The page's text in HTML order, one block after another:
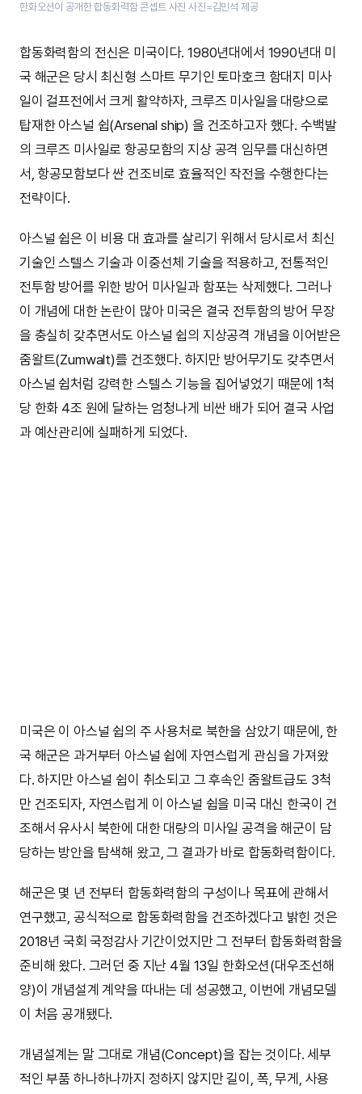
한화오션이 공개한 합동화력함 콘셉트 사진 사진=김민석 제공
합동화력함의 전신은 미국이다. 1980년대에서 1990년대 미
국 해군은 당시 최신형 스마트 무기인 토마호크 함대지 미사
일이 걸프전에서 크게 활약하자, 크루즈 미사일을 대량으로
탑재한 아스널 쉽(Arsenal ship) 을 건조하고자 했다. 수백발
의 크루즈 미사일로 항공모함의 지상 공격 임무를 대신하면
서, 항공모함보다 싼 건조비로 효율적인 작전을 수행한다는
전략이다.
아스널 쉽은 이 비용 대 효과를 살리기 위해서 당시로서 최신
기술인 스텔스 기술과 이중선체 기술을 적용하고, 전통적인
전투함 방어를 위한 방어 미사일과 함포는 삭제했다. 그러나
이 개념에 대한 논란이 많아 미국은 결국 전투함의 방어 무장
을 충실히 갖추면서도 아스널 쉽의 지상공격 개념을 이어받은
줌왈트(Zumwalt)를 건조했다. 하지만 방어무기도 갖추면서
아스널 쉽처럼 강력한 스텔스 기능을 집어넣었기 때문에 1척
당 한화 4조 원에 달하는 엄청나게 비싼 배가 되어 결국 사업
과 예산관리에 실패하게 되었다.
미국은 이 아스널 쉽의 주 사용처로 북한을 삼았기 때문에, 한
국 해군은 과거부터 아스널 쉽에 자연스럽게 관심을 가져왔
다. 하지만 아스널 쉽이 취소되고 그 후속인 줌왈트급도 3척
만 건조되자, 자연스럽게 이 아스널 쉽을 미국 대신 한국이 건
조해서 유사시 북한에 대한 대량의 미사일 공격을 해군이 담
당하는 방안을 탐색해 왔고, 그 결과가 바로 합동화력함이다.
해군은 몇 년 전부터 합동화력함의 구성이나 목표에 관해서
연구했고, 공식적으로 합동화력함을 건조하겠다고 밝힌 것은
2018년 국회 국정감사 기간이었지만 그 전부터 합동화력함을
준비해 왔다. 그러던 중 지난 4월 13일 한화오션(대우조선해
양)이 개념설계 계약을 따내는 데 성공했고, 이번에 개념모델
이 처음 공개됐다.
개념설계는 말 그대로 개념(Concept)을 잡는 것이다. 세부
적인 부품 하나하나까지 정하지 않지만 길이, 폭, 무게, 사용